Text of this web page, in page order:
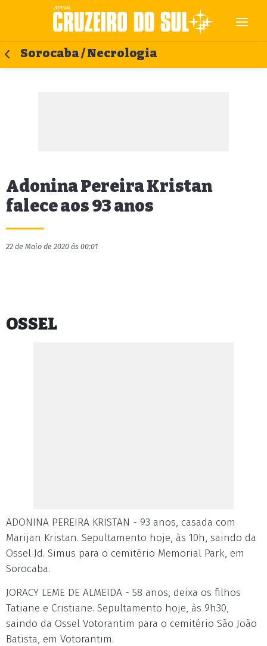
Sorocaba / Necrologia
Adonina Pereira Kristan
falece aos 93 anos
22 de Maio de 2020 às 00:01
OSSEL
ADONINA PEREIRA KRISTAN - 93 anos, casada com
Marijan Kristan. Sepultamento hoje, às 10h, saindo da
Ossel Jd. Simus para o cemitério Memorial Park, em
Sorocaba.
JORACY LEME DE ALMEIDA - 58 anos, deixa os filhos
Tatiane e Cristiane. Sepultamento hoje, às 9h30,
saindo da Ossel Votorantim para o cemitério São João
Batista, em Votorantim.